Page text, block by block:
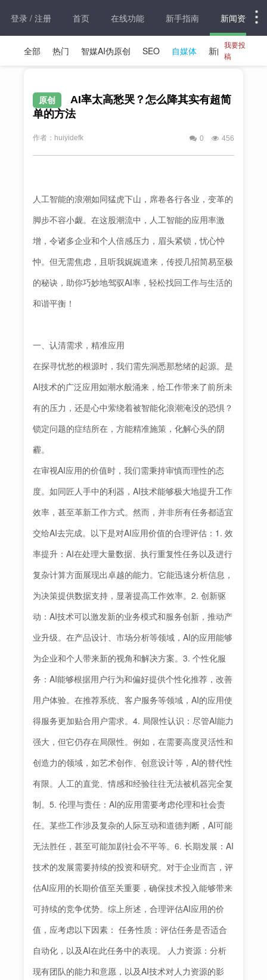
登录 / 注册 首页 在线功能 新手指南 新闻资讯
全部 热门 智媒AI伪原创 SEO 自媒体 新闻资讯
我要投
稿
原创
AI率太高愁哭？怎么降其实有超简
单的方法
作者：huiyidefk 0 456
人工智能的浪潮如同猛虎下山，席卷各行各业，变革的
脚步不容小觑。在这股潮流中，人工智能的应用率激
增，令诸多企业和个人倍感压力，眉头紧锁，忧心忡
忡。但无需焦虑，且听我娓娓道来，传授几招简易至极
的秘诀，助你巧妙地驾驭AI率，轻松找回工作与生活的
和谐平衡！
一、认清需求，精准应用
在探寻忧愁的根源时，我们需先洞悉那愁绪的起源。是
AI技术的广泛应用如潮水般涌来，给工作带来了前所未
有的压力，还是心中萦绕着被智能化浪潮淹没的恐惧？
锁定问题的症结所在，方能精准施策，化解心头的阴
霾。
在审视AI应用的价值时，我们需秉持审慎而理性的态
度。如同匠人手中的利器，AI技术能够极大地提升工作
效率，甚至革新工作方式。然而，并非所有任务都适宜
交给AI去完成。以下是对AI应用价值的合理评估：1. 效
率提升：AI在处理大量数据、执行重复性任务以及进行
复杂计算方面展现出卓越的能力。它能迅速分析信息，
为决策提供数据支持，显著提高工作效率。2. 创新驱
动：AI技术可以激发新的业务模式和服务创新，推动产
业升级。在产品设计、市场分析等领域，AI的应用能够
为企业和个人带来新的视角和解决方案。3. 个性化服
务：AI能够根据用户行为和偏好提供个性化推荐，改善
用户体验。在推荐系统、客户服务等领域，AI的应用使
得服务更加贴合用户需求。4. 局限性认识：尽管AI能力
强大，但它仍存在局限性。例如，在需要高度灵活性和
创造力的领域，如艺术创作、创意设计等，AI的替代性
有限。人工的直觉、情感和经验往往无法被机器完全复
制。5. 伦理与责任：AI的应用需要考虑伦理和社会责
任。某些工作涉及复杂的人际互动和道德判断，AI可能
无法胜任，甚至可能加剧社会不平等。6. 长期发展：AI
技术的发展需要持续的投资和研究。对于企业而言，评
估AI应用的长期价值至关重要，确保技术投入能够带来
可持续的竞争优势。综上所述，合理评估AI应用的价
值，应考虑以下因素： 任务性质：评估任务是否适合
自动化，以及AI在此任务中的表现。 人力资源：分析
现有团队的能力和意愿，以及AI技术对人力资源的影